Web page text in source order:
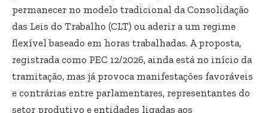
permanecer no modelo tradicional da Consolidação
das Leis do Trabalho (CLT) ou aderir a um regime
flexível baseado em horas trabalhadas. A proposta,
registrada como PEC 12/2026, ainda está no início da
tramitação, mas já provoca manifestações favoráveis
e contrárias entre parlamentares, representantes do
setor produtivo e entidades ligadas aos